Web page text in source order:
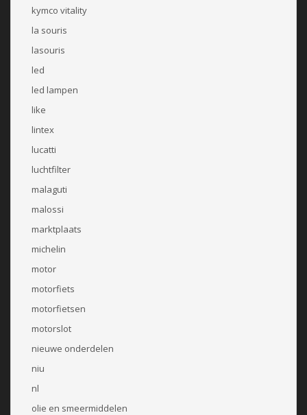
kymco vitality
la souris
lasouris
led
led lampen
like
lintex
lucatti
luchtfilter
malaguti
malossi
marktplaats
michelin
motor
motorfiets
motorfietsen
motorslot
nieuwe onderdelen
niu
nl
olie en smeermiddelen